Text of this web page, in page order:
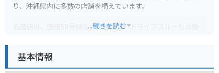
り、沖縄県内に多数の店舗を構えています。
名護店は、国道58号線沿いに位置し、ドライブスルーも併設し
名護店のおすすめメニューは、なんといっても「ルートビア」
...続きを読む
基本情報